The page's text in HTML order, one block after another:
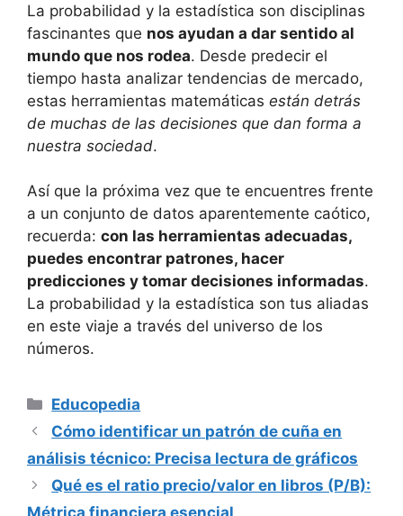
La probabilidad y la estadística son disciplinas
fascinantes que nos ayudan a dar sentido al
mundo que nos rodea. Desde predecir el
tiempo hasta analizar tendencias de mercado,
estas herramientas matemáticas están detrás
de muchas de las decisiones que dan forma a
nuestra sociedad.
Así que la próxima vez que te encuentres frente
a un conjunto de datos aparentemente caótico,
recuerda: con las herramientas adecuadas,
puedes encontrar patrones, hacer
predicciones y tomar decisiones informadas.
La probabilidad y la estadística son tus aliadas
en este viaje a través del universo de los
números.
Categorías
Educopedia
Cómo identificar un patrón de cuña en
análisis técnico: Precisa lectura de gráficos
Qué es el ratio precio/valor en libros (P/B):